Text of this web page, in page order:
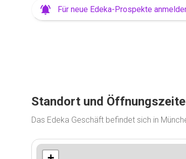
Für neue Edeka-Prospekte
Standort und
Das Edeka Geschäft befindet sich in